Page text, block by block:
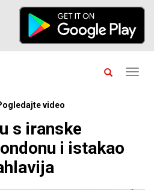
video
s iranske
i istakao